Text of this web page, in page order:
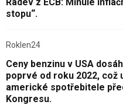
stopu“.
Roklen24
Ceny benzinu v USA
poprvé od roku 2022, což
americké spotřebitele
Kongresu.